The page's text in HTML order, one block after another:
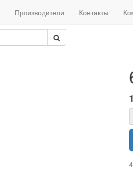
Производители Контакты